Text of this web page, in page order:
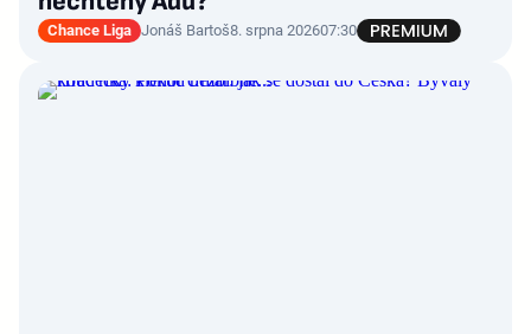
Chance Liga Jonáš Bartoš8. srpna 202607:30